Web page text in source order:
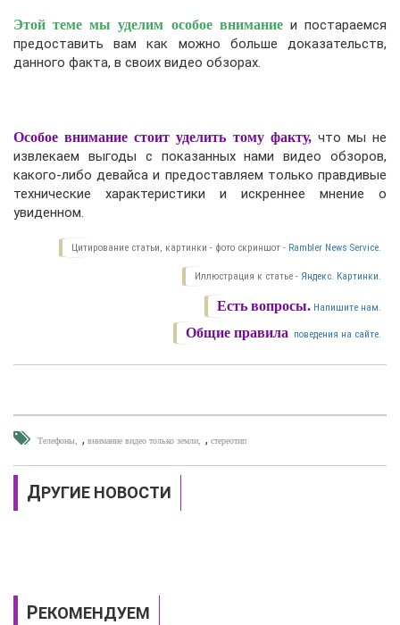
Этой теме мы уделим особое вниманиеи постараемся
предоставить вам как можно больше доказательств,
данного факта, в своих видео обзорах.
Особое внимание стоит уделить тому факту,что мы не
извлекаем выгоды с показанных нами видео обзоров,
какого-либо девайса и предоставляем только правдивые
технические характеристики и искреннее мнение о
увиденном.
Цитирование статьи, картинки - фото скриншот - Rambler News Service.
Иллюстрация к статье - Яндекс. Картинки.
Есть вопросы. Напишите нам.
Общие правила поведения на сайте.
Телефоны , внимание видео только земли , стереотип
ДРУГИЕ НОВОСТИ
РЕКОМЕНДУЕМ